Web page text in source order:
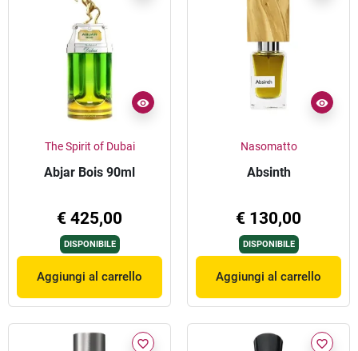
The Spirit of Dubai
Abjar Bois 90ml
€ 425,00
DISPONIBILE
Aggiungi al carrello
Nasomatto
Absinth
€ 130,00
DISPONIBILE
Aggiungi al carrello
favorite_border favorite_border